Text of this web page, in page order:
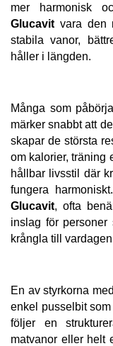
mer harmonisk
Glucavit vara den
stabila vanor,
håller i längden.
Många som
märker snabbt att
skapar de största
om kalorier, träning
hållbar livsstil där
fungera
Glucavit, ofta
inslag för
krångla till
En av styrkorna
enkel pusselbit
följer en
matvanor eller helt